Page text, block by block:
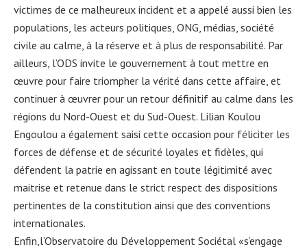
victimes de ce malheureux incident et a appelé aussi bien les
populations, les acteurs politiques, ONG, médias, société
civile au calme, à la réserve et à plus de responsabilité. Par
ailleurs, l’ODS invite le gouvernement à tout mettre en
œuvre pour faire triompher la vérité dans cette affaire, et
continuer à œuvrer pour un retour définitif au calme dans les
régions du Nord-Ouest et du Sud-Ouest. Lilian Koulou
Engoulou a également saisi cette occasion pour féliciter les
forces de défense et de sécurité loyales et fidèles, qui
défendent la patrie en agissant en toute légitimité avec
maitrise et retenue dans le strict respect des dispositions
pertinentes de la constitution ainsi que des conventions
internationales.
Enfin,l’Observatoire du Développement Sociétal «s’engage